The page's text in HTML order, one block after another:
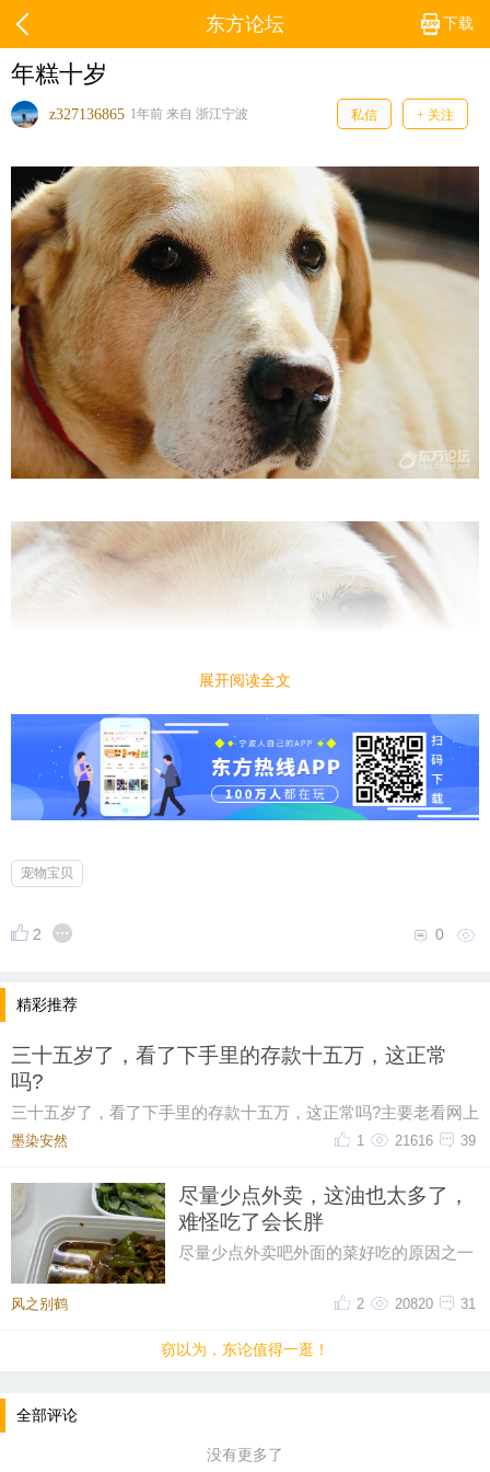
下载
东方论坛
年糕十岁
z327136865 1年前 来自 浙江宁波 私信 + 关注
展开阅读全文
宠物宝贝
2 0
精彩推荐
三十五岁了，看了下手里的存款十五万，这正常
吗?
三十五岁了，看了下手里的存款十五万，这正常吗?主要老看网上
有人说这个年纪起码五十万起步，我身边有些朋
墨染安然ゝ 39
21616
1
尽量少点外卖，这油也太多了，
难怪吃了会长胖
尽量少点外卖吧外面的菜好吃的原因之一
风之别鹤 31
20820
2
窃以为，东论值得一逛！
全部评论
没有更多了